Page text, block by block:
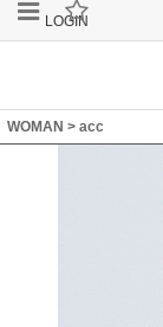
LOGIN
WOMAN > acc